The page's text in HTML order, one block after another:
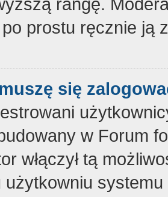
prostu ręcznie ją
się
w Forum
włączył tą
użytkowniu